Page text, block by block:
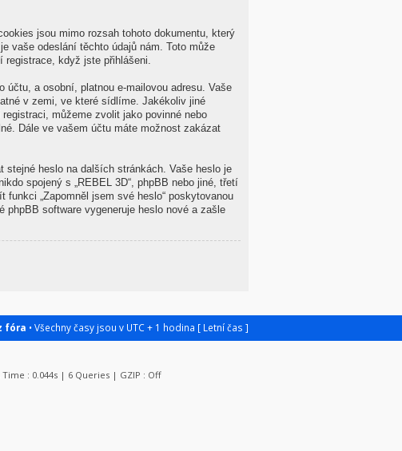
jsou mimo rozsah tohoto dokumentu, který
vaše odeslání těchto údajů nám. Toto může
registrace, když jste přihlášeni.
a osobní, platnou e-mailovou adresu. Vaše
v zemi, ve které sídlíme. Jakékoliv jiné
můžeme zvolit jako povinné nebo
Dále ve vašem účtu máte možnost zakázat
stejné heslo na dalších stránkách. Vaše heslo je
spojený s „REBEL 3D“, phpBB nebo jiné, třetí
„Zapomněl jsem své heslo“ poskytovanou
phpBB software vygeneruje heslo nové a zašle
fóra • Všechny časy jsou v UTC + 1 hodina [ Letní čas ]
Time : 0.044s | 6 Queries | GZIP : Off